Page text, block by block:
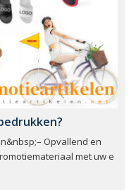
Opvallend en
met uw e